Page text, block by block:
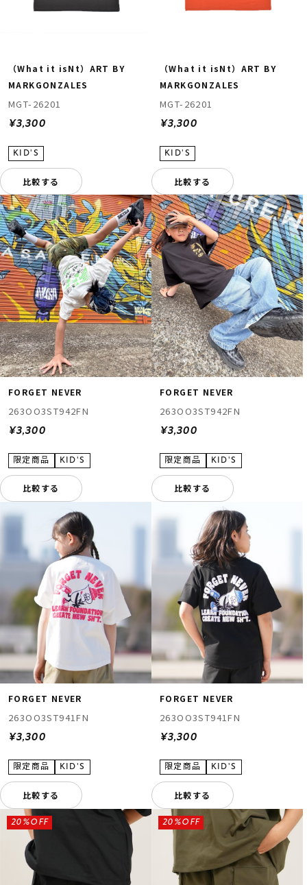
（What it isNt）ART BY
MARKGONZALES
MGT-26201
¥3,300
比較する
（What it isNt）ART BY
MARKGONZALES
MGT-26201
¥3,300
比較する
FORGET NEVER
263OO3ST942FN
¥3,300
比較する
FORGET NEVER
263OO3ST942FN
¥3,300
比較する
FORGET NEVER
263OO3ST941FN
¥3,300
比較する
FORGET NEVER
263OO3ST941FN
¥3,300
比較する
20%OFF 20%OFF